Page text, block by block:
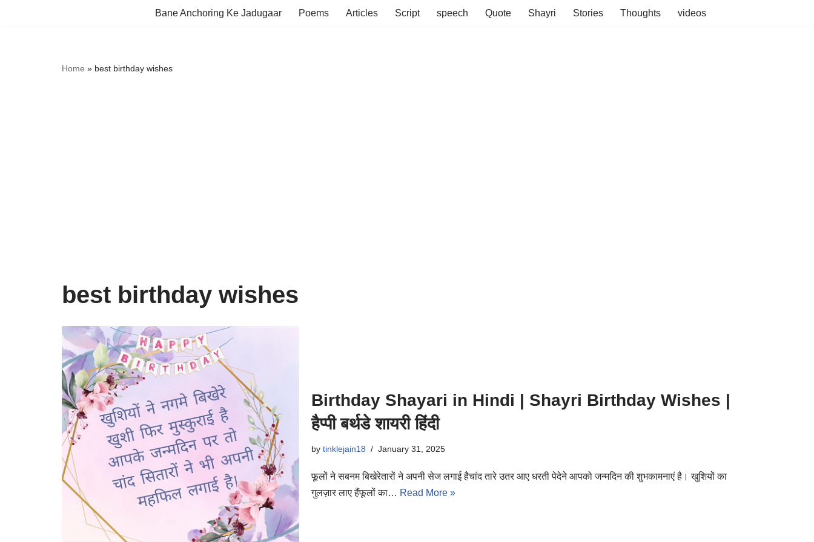
Bane Anchoring Ke Jadugaar Poems Articles Script speech Quote Shayri Stories Thoughts videos
Home » best birthday wishes
best birthday wishes
Birthday Shayari in Hindi | Shayri Birthday Wishes |
हैप्पी बर्थडे शायरी हिंदी
by tinklejain18 January 31, 2025
फूलों ने सबनम बिखेरेतारों ने अपनी सेज लगाई हैचांद तारे उतर आए धरती पेदेने आपको जन्मदिन की शुभकामनाएं है। खुशियों का
गुलज़ार लाए हैंफूलों का… Read More »